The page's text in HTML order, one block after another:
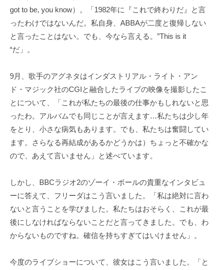
got to be, you know）。「1982年に『これで終わりだ』と言
ったわけではないんだ。私自身、ABBAが二度と復帰しない
と言ったことはない。でも、今なら言える。”This is it
“だ」。
9月、歌手のアグネタはインダストリアル・ライト・アン
ド・マジック社のCGIと融合したライブの映像を撮影したこ
とについて、「これが私たちの最後の仕事かもしれないと思
ったわ。アルバムでも同じことが言えます…私たちは少し年
をとり、小さな病気もあります。でも、私たちは奮闘してい
ます。さらなる再結成があるかどうかは）ちょっと不確かな
ので、あえて言いません」と述べています。
しかし、BBCラジオ2のゾーイ・ボールの貴重なインタビュ
ーに答えて、フリーダはこう言いました。「私は絶対に言わ
ないと言うことを学びました。私たちはおそらく、これが最
後にしなければならないことだと言ってきました。でも、わ
からないものですね。確信を持ちすぎてはいけません」。
今度のライブショーについて、彼女はこう言いました。「と